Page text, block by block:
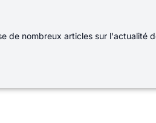
de nombreux articles sur l'actualité